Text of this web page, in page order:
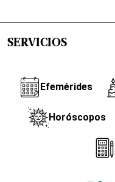
SERVICIOS
Efemérides
Horóscopos